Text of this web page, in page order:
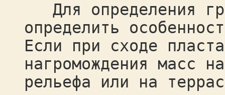
Для определения
определить
Если при сходе
нагромождения масс
рельефа или на